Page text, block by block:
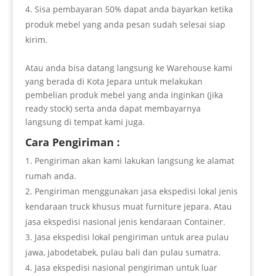
Sisa pembayaran 50% dapat anda bayarkan ketika
produk mebel yang anda pesan sudah selesai siap
kirim.
Atau anda bisa datang langsung ke Warehouse kami
yang berada di Kota Jepara untuk melakukan
pembelian produk mebel yang anda inginkan (jika
ready stock) serta anda dapat membayarnya
langsung di tempat kami juga.
Cara Pengiriman :
Pengiriman akan kami lakukan langsung ke alamat
rumah anda.
Pengiriman menggunakan jasa ekspedisi lokal jenis
kendaraan truck khusus muat furniture jepara. Atau
jasa ekspedisi nasional jenis kendaraan Container.
Jasa ekspedisi lokal pengiriman untuk area pulau
jawa, jabodetabek, pulau bali dan pulau sumatra.
Jasa ekspedisi nasional pengiriman untuk luar